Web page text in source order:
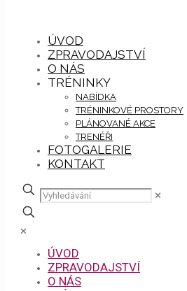
ÚVOD
ZPRAVODAJSTVÍ
O NÁS
TRÉNINKY
NABÍDKA
TRÉNINKOVÉ PROSTORY
PLÁNOVANÉ AKCE
TRENÉŘI
FOTOGALERIE
KONTAKT
✕
✕
ÚVOD
ZPRAVODAJSTVÍ
O NÁS